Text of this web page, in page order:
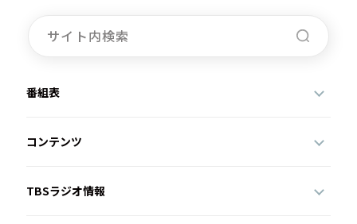
番組表
コンテンツ
TBSラジオ情報